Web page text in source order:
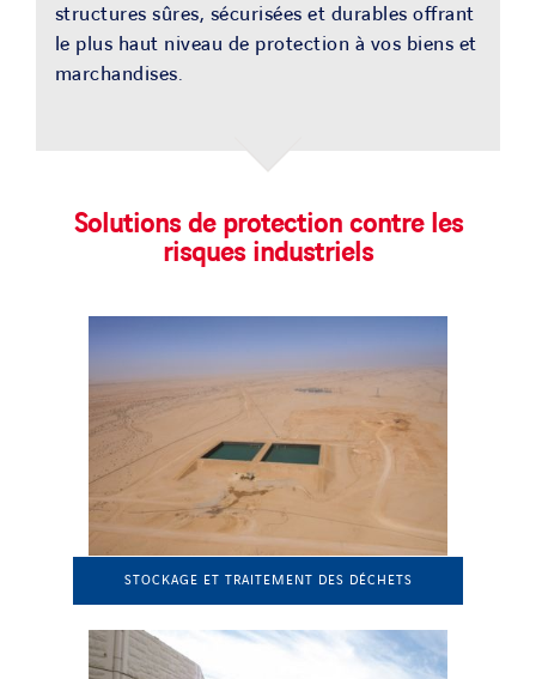
NOS PAYS
structures sûres, sécurisées et durables offrant
le plus haut niveau de protection à vos biens et
marchandises.
Solutions de protection contre les
risques industriels
STOCKAGE ET TRAITEMENT DES DÉCHETS